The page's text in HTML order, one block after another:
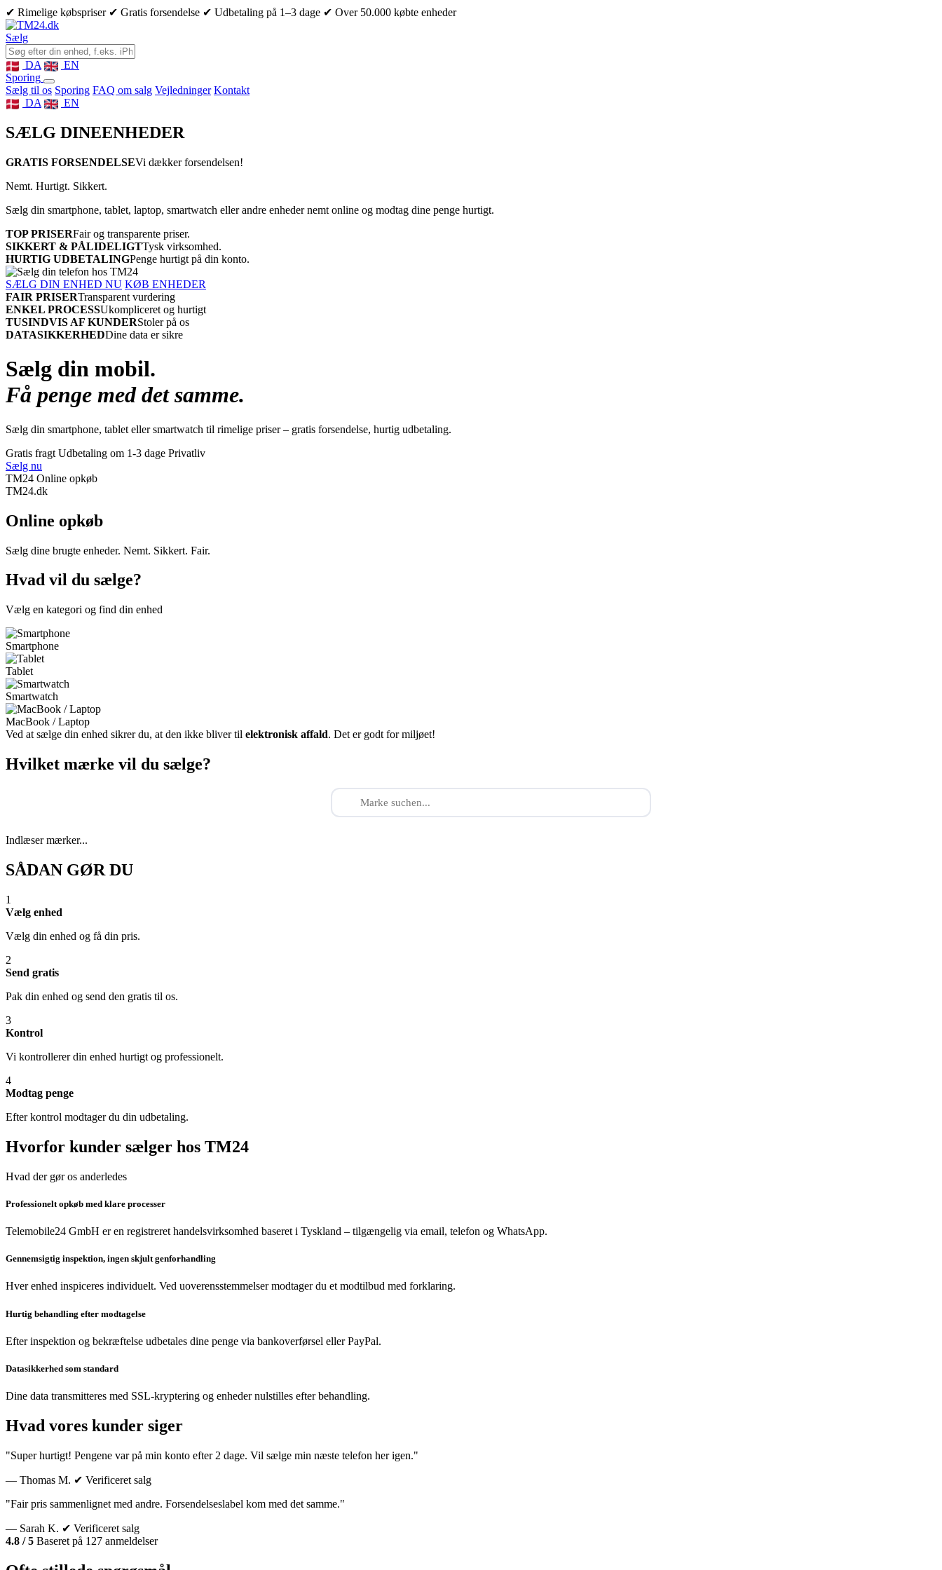
✔ Rimelige købspriser ✔ Gratis forsendelse ✔ Udbetaling på 1–3 dage ✔ Over 50.000 købte enheder
Sælg
DA
EN
Sporing
Sælg til os Sporing FAQ om salg Vejledninger Kontakt
DA
EN
SÆLG DINEENHEDER
GRATIS FORSENDELSEVi dækker forsendelsen!
Nemt. Hurtigt. Sikkert.
Sælg din smartphone, tablet, laptop, smartwatch eller andre enheder nemt online og modtag dine penge hurtigt.
TOP PRISERFair og transparente priser.
SIKKERT & PÅLIDELIGTTysk virksomhed.
HURTIG UDBETALINGPenge hurtigt på din konto.
SÆLG DIN ENHED NU KØB ENHEDER
FAIR PRISERTransparent vurdering
ENKEL PROCESSUkompliceret og hurtigt
TUSINDVIS AF KUNDERStoler på os
DATASIKKERHEDDine data er sikre
Sælg din mobil.
Få penge med det samme.
Sælg din smartphone, tablet eller smartwatch til rimelige priser – gratis forsendelse, hurtig udbetaling.
Gratis fragt Udbetaling om 1-3 dage Privatliv
Sælg nu
TM24 Online opkøb
TM24.dk
Online opkøb
Sælg dine brugte enheder. Nemt. Sikkert. Fair.
Hvad vil du sælge?
Vælg en kategori og find din enhed
Smartphone
Tablet
Smartwatch
MacBook / Laptop
Ved at sælge din enhed sikrer du, at den ikke bliver til elektronisk affald. Det er godt for miljøet!
Hvilket mærke vil du sælge?
Indlæser mærker...
SÅDAN GØR DU
1
Vælg enhed
Vælg din enhed og få din pris.
2
Send gratis
Pak din enhed og send den gratis til os.
3
Kontrol
Vi kontrollerer din enhed hurtigt og professionelt.
4
Modtag penge
Efter kontrol modtager du din udbetaling.
Hvorfor kunder sælger hos TM24
Hvad der gør os anderledes
Professionelt opkøb med klare processer
Telemobile24 GmbH er en registreret handelsvirksomhed baseret i Tyskland – tilgængelig via email, telefon og WhatsApp.
Gennemsigtig inspektion, ingen skjult genforhandling
Hver enhed inspiceres individuelt. Ved uoverensstemmelser modtager du et modtilbud med forklaring.
Hurtig behandling efter modtagelse
Efter inspektion og bekræftelse udbetales dine penge via bankoverførsel eller PayPal.
Datasikkerhed som standard
Dine data transmitteres med SSL-kryptering og enheder nulstilles efter behandling.
Hvad vores kunder siger
"Super hurtigt! Pengene var på min konto efter 2 dage. Vil sælge min næste telefon her igen."
— Thomas M. ✔ Verificeret salg
"Fair pris sammenlignet med andre. Forsendelseslabel kom med det samme."
— Sarah K. ✔ Verificeret salg
4.8 / 5 Baseret på 127 anmeldelser